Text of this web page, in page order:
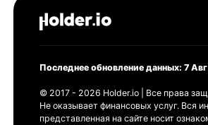
Последнее обновление данных: 7
© 2017 - 2026 Holder.io | Все права
Не оказывает финансовых услуг. Вся
представленная на сайте носит